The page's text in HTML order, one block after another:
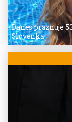
Danes praznuje
Slovenka